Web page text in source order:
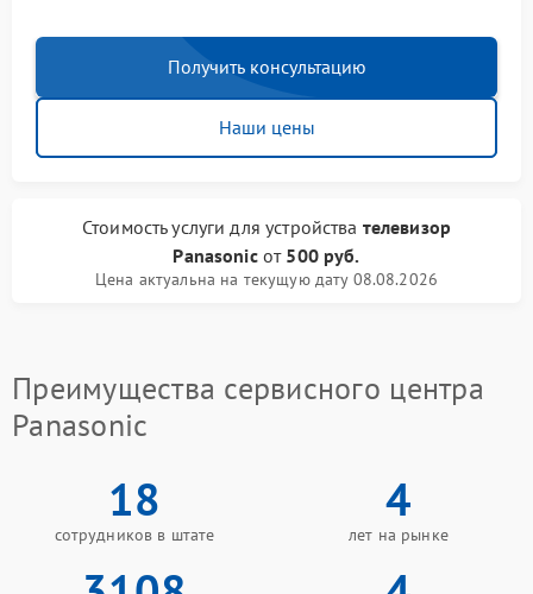
Получить консультацию
Наши цены
Стоимость услугидля устройства телевизор
Panasonicот 500 руб.
Цена актуальна на текущую дату 08.08.2026
Преимущества сервисного центра
Panasonic
18
сотрудников в штате
4
лет на рынке